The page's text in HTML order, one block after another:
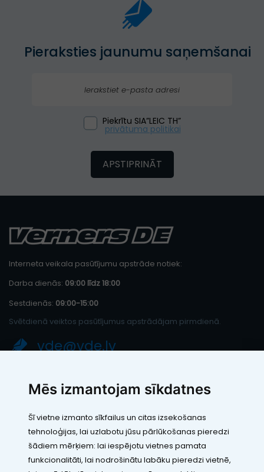
Mēs izmantojam sīkdatnes
Šī vietne izmanto sīkfailus un citas izsekošanas
tehnoloģijas, lai uzlabotu jūsu pārlūkošanas pieredzi
šādiem mērķiem: lai iespējotu vietnes pamata
funkcionalitāti, lai nodrošinātu labāku pieredzi vietnē,
Pieraksties jaunumu saņemšanai
Piekrītu SIA”LEIC TH”
privātuma politikai
APSTIPRINĀT
Interneta veikala pasūtījumu apstrāde notiek:
Darba dienās: 09:00 līdz 18:00
Sestdienās: 09:00-15:00
Svētdienā veiktos pasūtījumus apstrādājam pirmdienā.
vde@vde.lv
SIA "LEIC TH"
Reģ. Nr.: 40103394280
Juridiskā adrese: Rāmuļu iela 33, Rīga, LV-1005
Banka: Paysera LT, UAB
SWIFT: EVIULT21
Konts: LT123500010005426773